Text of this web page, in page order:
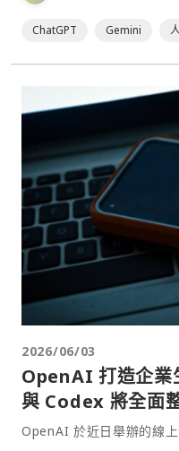
ChatGPT Gemini
2026/06/03
OpenAI 打造企業
與 Codex 將全面
與新功能
OpenAI 於近日舉辦的線